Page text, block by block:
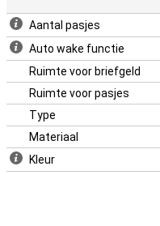
Aantal pasjes
Auto wake functie
Ruimte voor briefgeld
Ruimte voor pasjes
Type
Materiaal
Kleur